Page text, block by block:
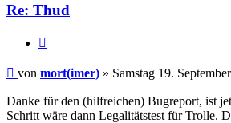
Re: Thud
Beitrag
von mort(imer) » Samstag 19.
Danke für den (hilfreichen) Bugreport, ist
Schritt wäre dann Legalitätstest für Trolle.